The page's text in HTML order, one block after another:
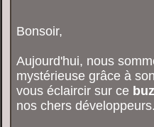
Bonsoir,
Aujourd'hui, nous
mystérieuse grâce à
vous éclaircir sur ce
nos chers